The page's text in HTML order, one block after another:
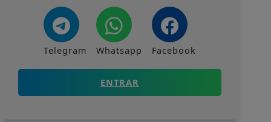
Telegram Whatsapp Facebook
ENTRAR